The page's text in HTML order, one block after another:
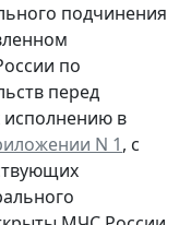
подчинения
по
перед
в
N 1, с